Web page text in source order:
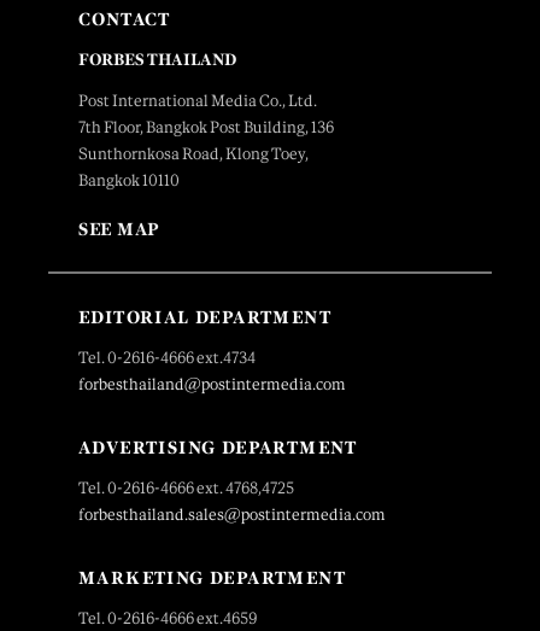
CONTACT
FORBES THAILAND
Post International Media Co., Ltd.
7th Floor, Bangkok Post Building, 136
Sunthornkosa Road, Klong Toey,
Bangkok 10110
SEE MAP
EDITORIAL DEPARTMENT
Tel. 0-2616-4666 ext.4734
forbesthailand@postintermedia.com
ADVERTISING DEPARTMENT
Tel. 0-2616-4666 ext. 4768,4725
forbesthailand.sales@postintermedia.com
MARKETING DEPARTMENT
Tel. 0-2616-4666 ext.4659